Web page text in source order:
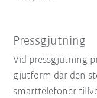
Pressgjutning
Vid pressgjutning
gjutform där den
smarttelefoner